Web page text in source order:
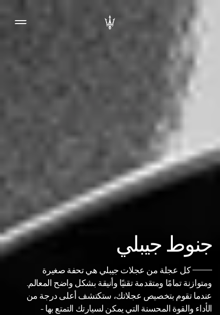
جنوط جيبلي
كل عجلة من عجلات جيبلي هي تحفة صغيرة
ومتوازنة تمامًا ومتقدمة تقنيًا وأنيقة بشكل واضح المعالم.
عندما تقوم بتخصيص عجلاتك، ستكتشف أعلى درجة من
الأداء والقوة المحسنة التي يمكن لسيارتك التمتع بها -